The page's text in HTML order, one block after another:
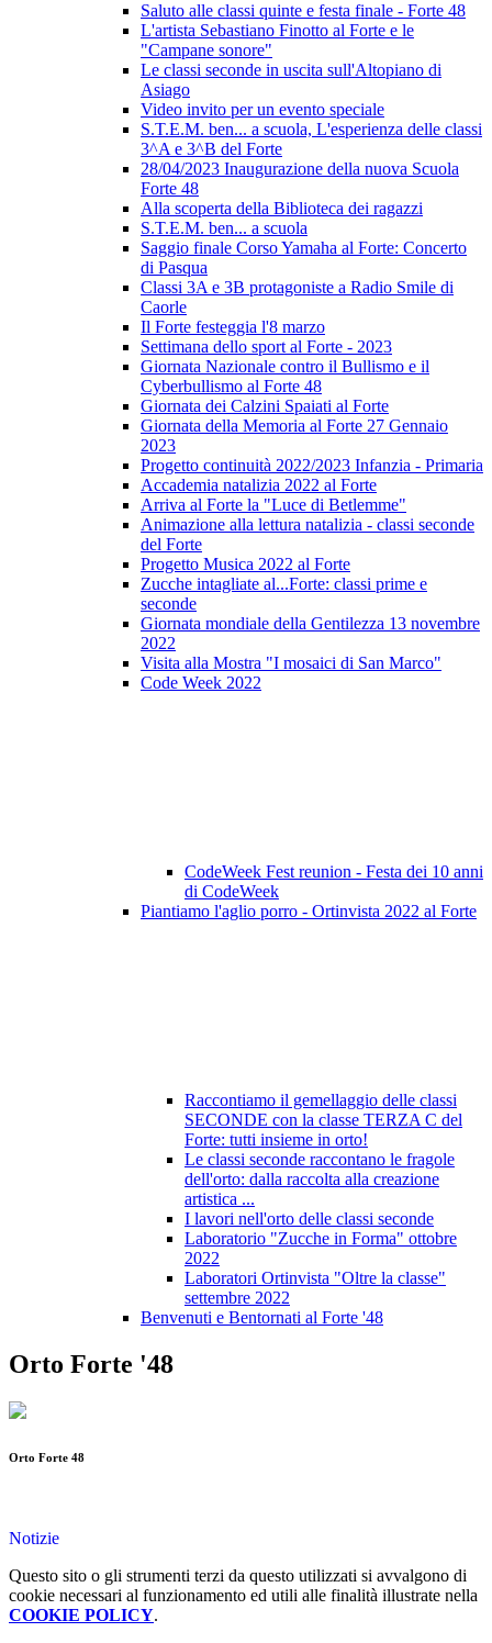
Saluto alle classi quinte e festa finale - Forte 48
L'artista Sebastiano Finotto al Forte e le
"Campane sonore"
Le classi seconde in uscita sull'Altopiano di
Asiago
Video invito per un evento speciale
S.T.E.M. ben... a scuola, L'esperienza delle classi
3^A e 3^B del Forte
28/04/2023 Inaugurazione della nuova Scuola
Forte 48
Alla scoperta della Biblioteca dei ragazzi
S.T.E.M. ben... a scuola
Saggio finale Corso Yamaha al Forte: Concerto
di Pasqua
Classi 3A e 3B protagoniste a Radio Smile di
Caorle
Il Forte festeggia l'8 marzo
Settimana dello sport al Forte - 2023
Giornata Nazionale contro il Bullismo e il
Cyberbullismo al Forte 48
Giornata dei Calzini Spaiati al Forte
Giornata della Memoria al Forte 27 Gennaio
2023
Progetto continuità 2022/2023 Infanzia - Primaria
Accademia natalizia 2022 al Forte
Arriva al Forte la "Luce di Betlemme"
Animazione alla lettura natalizia - classi seconde
del Forte
Progetto Musica 2022 al Forte
Zucche intagliate al...Forte: classi prime e
seconde
Giornata mondiale della Gentilezza 13 novembre
2022
Visita alla Mostra "I mosaici di San Marco"
Code Week 2022
CodeWeek Fest reunion - Festa dei 10 anni
di CodeWeek
Piantiamo l'aglio porro - Ortinvista 2022 al Forte
Raccontiamo il gemellaggio delle classi
SECONDE con la classe TERZA C del
Forte: tutti insieme in orto!
Le classi seconde raccontano le fragole
dell'orto: dalla raccolta alla creazione
artistica ...
I lavori nell'orto delle classi seconde
Laboratorio "Zucche in Forma" ottobre
2022
Laboratori Ortinvista "Oltre la classe"
settembre 2022
Benvenuti e Bentornati al Forte '48
Orto Forte '48
Orto Forte 48
Notizie
Questo sito o gli strumenti terzi da questo utilizzati si avvalgono di
cookie necessari al funzionamento ed utili alle finalità illustrate nella
COOKIE POLICY.